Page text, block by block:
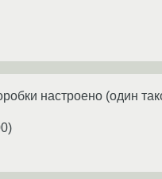
настроено (один
)